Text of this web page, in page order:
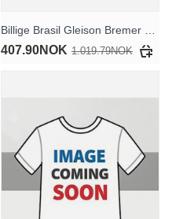
407.90NOK 1.019.79NOK